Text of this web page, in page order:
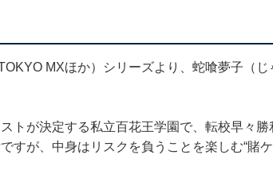
MXほか）シリーズより、蛇喰夢子（
トが決定する私立百花王学園で、転校早々
すが、中身はリスクを負うことを楽しむ“賭